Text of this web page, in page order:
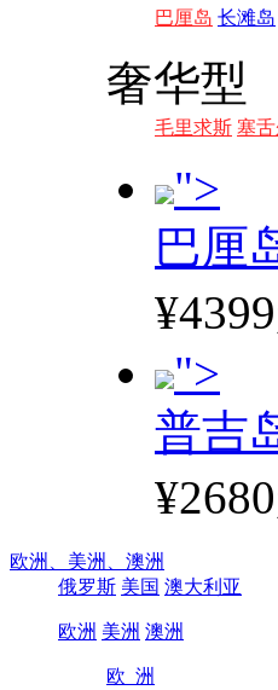
巴厘岛 长滩岛
奢华型
毛里求斯 塞
">
巴厘
">
普吉
欧洲、 美洲、 澳洲
俄罗斯 美国 澳大利亚
欧洲 美洲 澳洲
欧 洲